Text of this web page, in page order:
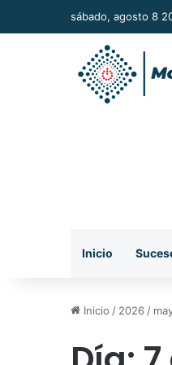
sábado, agosto 8
Inicio
Inicio / 2026 /